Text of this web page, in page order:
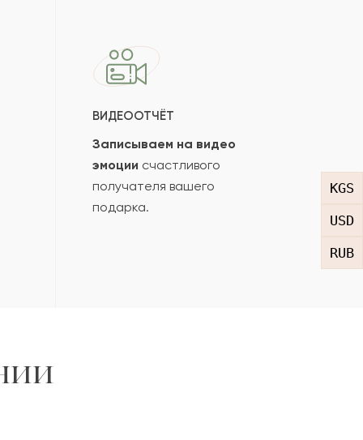
KGS
USD
RUB
ВИДЕООТЧЁТ
Записываем на видео
эмоции счастливого
получателя вашего
подарка.